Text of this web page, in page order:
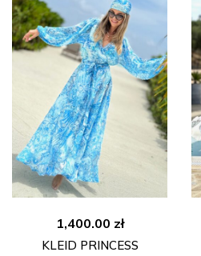
1,400.00 zł
KLEID PRINCESS